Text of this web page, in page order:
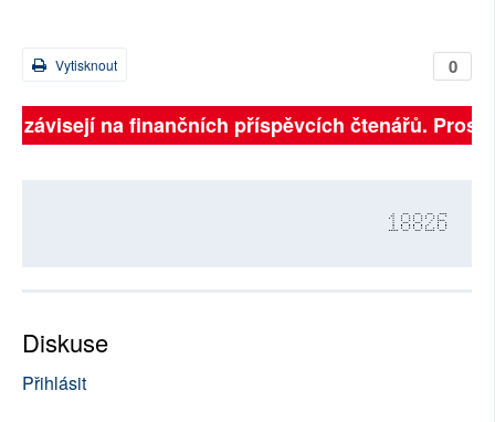
0
Vytisknout
závisejí na finančních příspěvcích čtenářů.
18826
Diskuse
Přihlásit